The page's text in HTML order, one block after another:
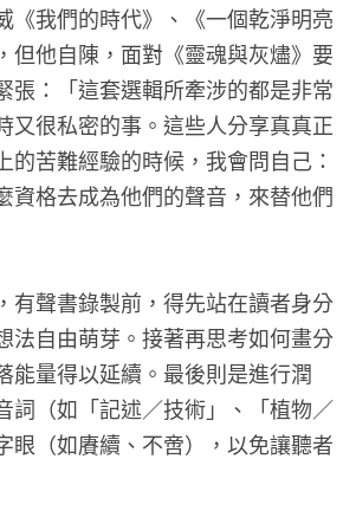
《我們的時代》、《一個乾淨明亮
但他自陳，面對《靈魂與灰燼》要
張：「這套選輯所牽涉的都是非常
又很私密的事。這些人分享真真正
的苦難經驗的時候，我會問自己：
資格去成為他們的聲音，來替他們
有聲書錄製前，得先站在讀者身分
法自由萌芽。接著再思考如何畫分
能量得以延續。最後則是進行潤
詞（如「記述／技術」、「植物／
眼（如賡續、不啻），以免讓聽者